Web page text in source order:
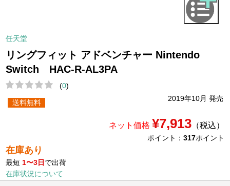
任天堂
リングフィット アドベンチャー Nintendo
Switch HAC-R-AL3PA
(0)
2019年10月 発売
送料無料
ネット価格 ¥7,913（税込）
ポイント： 317ポイント
在庫あり
最短 1〜3日 で出荷
在庫状況について